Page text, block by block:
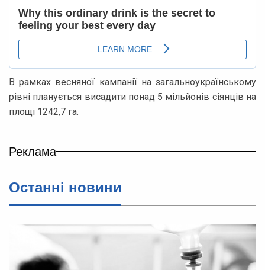
В рамках весняної кампанії на загальноукраїнському
рівні планується висадити понад 5 мільйонів сіянців на
площі 1242,7 га.
Реклама
Останні новини